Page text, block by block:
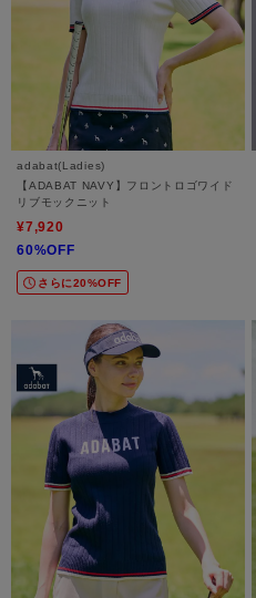
adabat(Ladies)
【ADABAT NAVY】フロントロゴワイド
リブモックニット
¥7,920
60%OFF
さらに20%OFF